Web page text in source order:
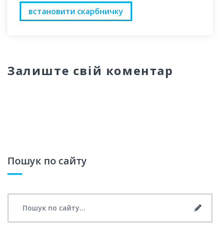
встановити скарбничку
Залиште свій коментар
Пошук по сайту